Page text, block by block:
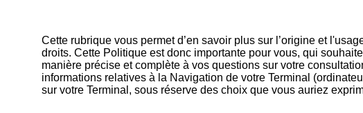
Cette rubrique vous permet d’en savoir plus sur l’origine et
droits. Cette Politique est donc importante pour vous, qui
manière précise et complète à vos questions sur votre
informations relatives à la Navigation de votre Terminal
sur votre Terminal, sous réserve des choix que vous auriez